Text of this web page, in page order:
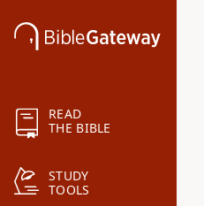
READ
THE BIBLE
STUDY
TOOLS